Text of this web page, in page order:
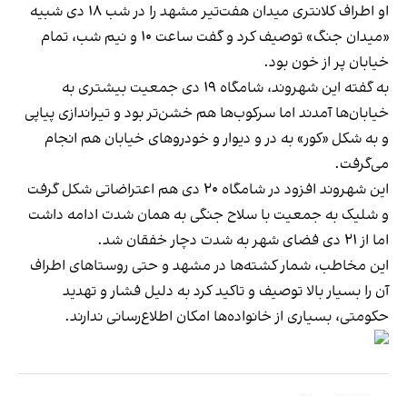
او اطراف کلانتری میدان هفت‌تیر مشهد را در شب ۱۸ دی شبیه
«میدان جنگ» توصیف کرد و گفت ساعت ۱۰ و نیم شب، تمام
خیابان پر از خون بود.
به گفته این شهروند، شامگاه ۱۹ دی جمعیت بیشتری به
خیابان‌ها آمدند اما سرکوب‌ها هم خشن‌تر بود و تیراندازی پیاپی
و به شکل «کور» به در و دیوار و خودروهای خیابان هم انجام
می‌گرفت.
این شهروند افزود در شامگاه ۲۰ دی هم اعتراضاتی شکل گرفت
و شلیک به جمعیت با سلاح جنگی به همان شدت ادامه داشت
اما از ۲۱ دی فضای شهر به شدت دچار خفقان شد.
این مخاطب، شمار کشته‌ها در مشهد و حتی روستاهای اطراف
آن را بسیار بالا توصیف و تاکید کرد به دلیل فشار و تهدید
حکومتی، بسیاری از خانواده‌ها امکان اطلاع‌رسانی ندارند.